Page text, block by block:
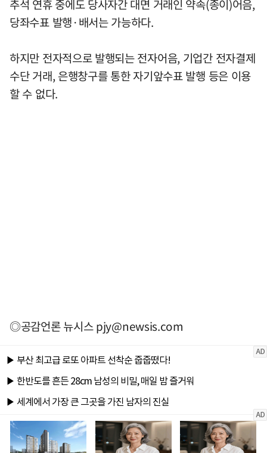
추석 연휴 중에도 당사자간 대면 거래인 약속(종이)어음,
당좌수표 발행·배서는 가능하다.
하지만 전자적으로 발행되는 전자어음, 기업간 전자결제
수단 거래, 은행창구를 통한 자기앞수표 발행 등은 이용
할 수 없다.
◎공감언론 뉴시스pjy@newsis.com